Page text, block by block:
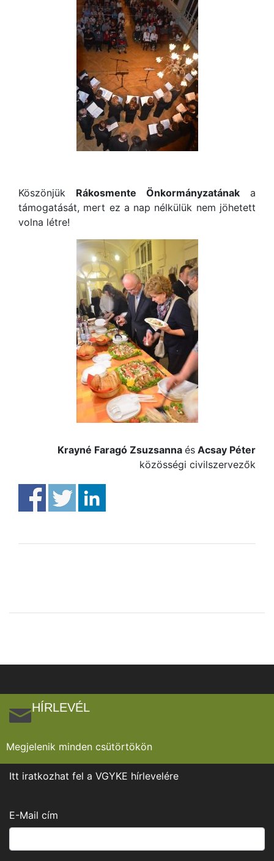
Köszönjük Rákosmente Önkormányzatának a
támogatását, mert ez a nap nélkülük nem jöhetett
volna létre!
Krayné Faragó Zsuzsanna és Acsay Péter
közösségi civilszervezők
HÍRLEVÉL
Megjelenik minden csütörtökön
Itt iratkozhat fel a VGYKE hírlevelére
E-Mail cím